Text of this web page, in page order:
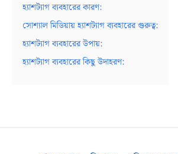
হ্যাশট্যাগ ব্যবহারের কারণ:
সোশ্যাল মিডিয়ায় হ্যাশট্যাগ ব্যবহারের গুরুত্ব:
হ্যাশট্যাগ ব্যবহারের উপায়:
হ্যাশট্যাগ ব্যবহারের কিছু উদাহরণ: